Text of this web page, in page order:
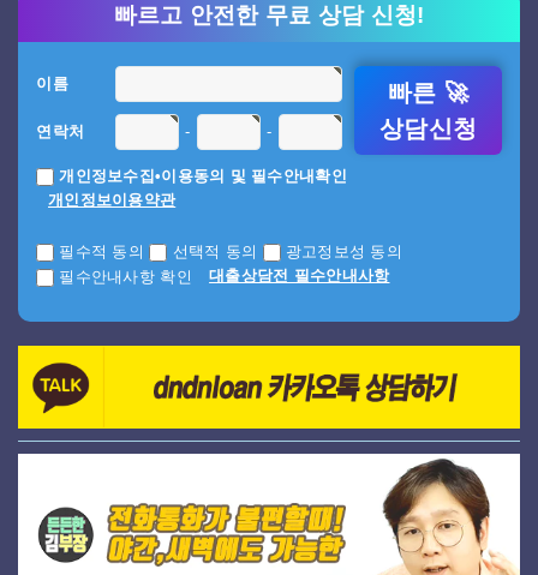
빠르고 안전한 무료 상담 신청!
이름
연락처 - -
개인정보수집•이용동의 및 필수안내확인
개인정보이용약관
필수적 동의 선택적 동의
광고정보성 동의
필수안내사항 확인
대출상담전 필수안내사항
빠른 🚀
상담신청